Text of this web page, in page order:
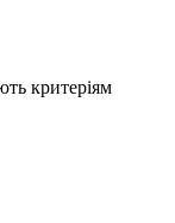
критеріям